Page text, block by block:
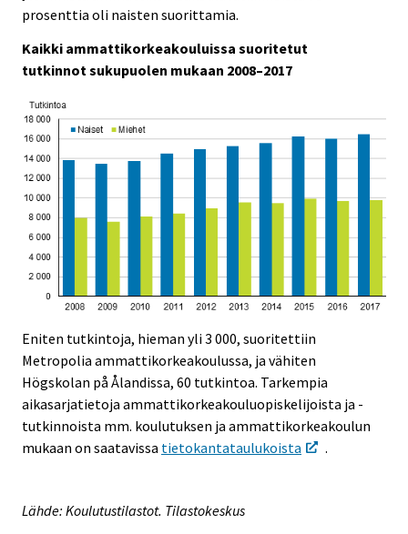
prosenttia oli naisten suorittamia.
Kaikki ammattikorkeakouluissa suoritetut
tutkinnot sukupuolen mukaan 2008–2017
Eniten tutkintoja, hieman yli 3 000, suoritettiin
Metropolia ammattikorkeakoulussa, ja vähiten
Högskolan på Ålandissa, 60 tutkintoa. Tarkempia
aikasarjatietoja ammattikorkeakouluopiskelijoista ja -
tutkinnoista mm. koulutuksen ja ammattikorkeakoulun
mukaan on saatavissa tietokantataulukoista .
Lähde: Koulutustilastot. Tilastokeskus